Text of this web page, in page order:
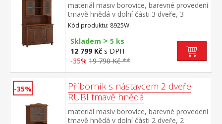
materiál masiv borovice, barevné provedení
tmavě hnědá v dolní části 3 dveře, 3
zásuvky s kovovými pojezdy v horní části
dvoje prosklené dveře
Kód produktu: 8925W
Skladem > 5 ks
12 799 Kč s DPH
-35% 19 790 Kč **
-35%
Příborník s nástavcem 2 dveře
RUBI tmavě hnědá
materiál masiv borovice, barevné provedení
tmavě hnědá v dolní části 2 dveře, 2